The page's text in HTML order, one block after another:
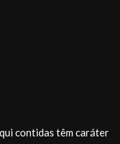
contidas têm caráter